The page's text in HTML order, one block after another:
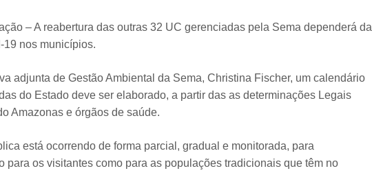
– A reabertura das outras 32 UC gerenciadas pela Sema dependerá da
nos municípios.
adjunta de Gestão Ambiental da Sema, Christina Fischer, um calendário
do Estado deve ser elaborado, a partir das as determinações Legais
Amazonas e órgãos de saúde.
está ocorrendo de forma parcial, gradual e monitorada, para
para os visitantes como para as populações tradicionais que têm no